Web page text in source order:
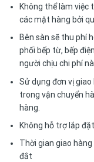
Không thể làm việc
các mặt hàng bởi
Bên sàn sẽ thu phí
phối bếp từ, bếp
người chịu chi phí
Sử dụng đơn vị
trong vận chuyển
hàng.
Không hỗ trợ lắp
Thời gian giao
đắt